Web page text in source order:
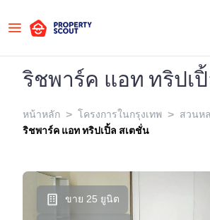
ริชพาร์ค แอท ทริปเ
หน้าหลัก > โครงการในกรุงเทพ > สวนห
ริชพาร์ค แอท ทริปเปิ้ล สเตชั่น
ขาย 25 ยูนิต